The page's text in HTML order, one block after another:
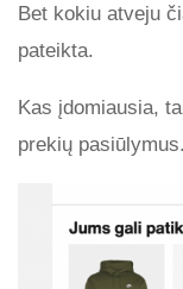
Bet kokiu atveju
pateikta.
Kas įdomiausia,
prekių